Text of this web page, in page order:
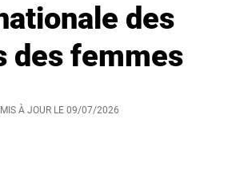
des
des femmes
À JOUR LE 09/07/2026